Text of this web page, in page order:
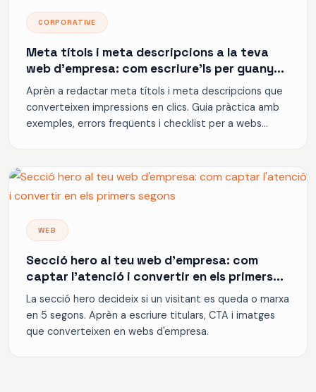
CORPORATIVE
Meta títols i meta descripcions a la teva
web d'empresa: com escriure'ls per guanyar
més clics a Google
Aprèn a redactar meta títols i meta descripcions que
converteixen impressions en clics. Guia pràctica amb
exemples, errors freqüents i checklist per a webs
WEB
Secció hero al teu web d'empresa: com
captar l'atenció i convertir en els primers
segons
La secció hero decideix si un visitant es queda o marxa
en 5 segons. Aprèn a escriure titulars, CTA i imatges
que converteixen en webs d'empresa.